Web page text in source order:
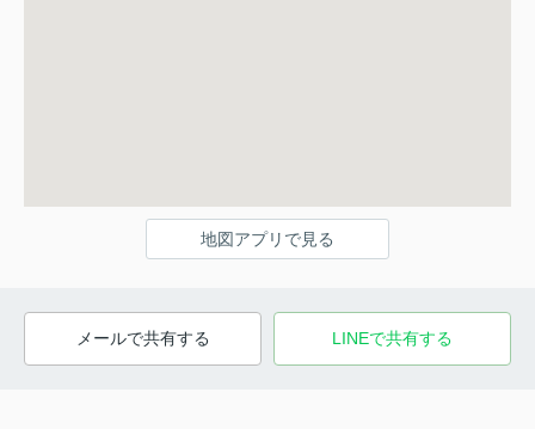
地図アプリで見る
メールで共有する LINEで共有する